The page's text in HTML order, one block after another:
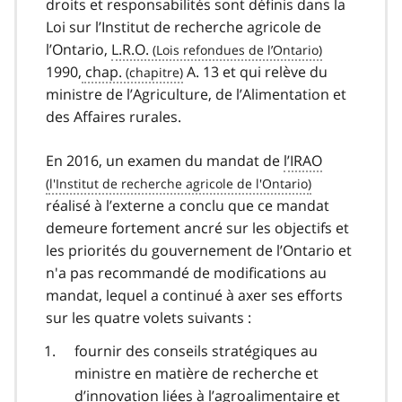
droits et responsabilités sont définis dans la
Loi sur l’Institut de recherche agricole de
l’Ontario, L.R.O.
1990, chap.
A. 13 et qui relève du
ministre de l’Agriculture, de l’Alimentation et
des Affaires rurales.
En 2016, un examen du mandat de l’IRAO
réalisé à l’externe a conclu que ce mandat
demeure fortement ancré sur les objectifs et
les priorités du gouvernement de l’Ontario et
n'a pas recommandé de modifications au
mandat, lequel a continué à axer ses efforts
sur les quatre volets suivants :
fournir des conseils stratégiques au
ministre en matière de recherche et
d’innovation liées à l’agroalimentaire et